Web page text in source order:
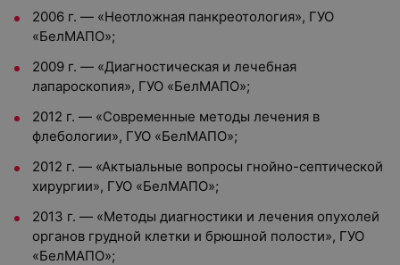
2006 г. — «Неотложная панкреотология», ГУО
«БелМАПО»;
2009 г. — «Диагностическая и лечебная
лапароскопия», ГУО «БелМАПО»;
2012 г. — «Современные методы лечения в
флебологии», ГУО «БелМАПО»;
2012 г. — «Актыальные вопросы гнойно-септической
хирургии», ГУО «БелМАПО»;
2013 г. — «Методы диагностики и лечения опухолей
органов грудной клетки и брюшной полости», ГУО
«БелМАПО»;